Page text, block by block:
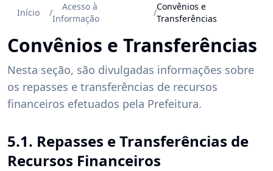
Início /
Acesso à
Informação
/
Convênios e
Transferências
Convênios e Transferências
Nesta seção, são divulgadas informações sobre
os repasses e transferências de recursos
financeiros efetuados pela Prefeitura.
5.1. Repasses e Transferências de
Recursos Financeiros